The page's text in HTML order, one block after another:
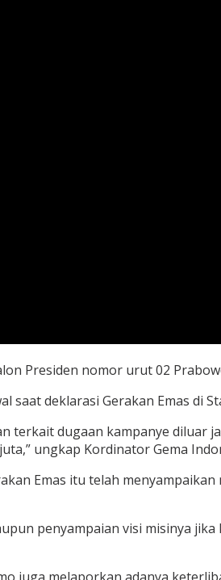
Presiden nomor urut 02
saat deklarasi Gerakan Emas di
terkait dugaan kampanye diluar
ungkap Kordinator Gema
Emas itu telah
penyampaian visi misinya